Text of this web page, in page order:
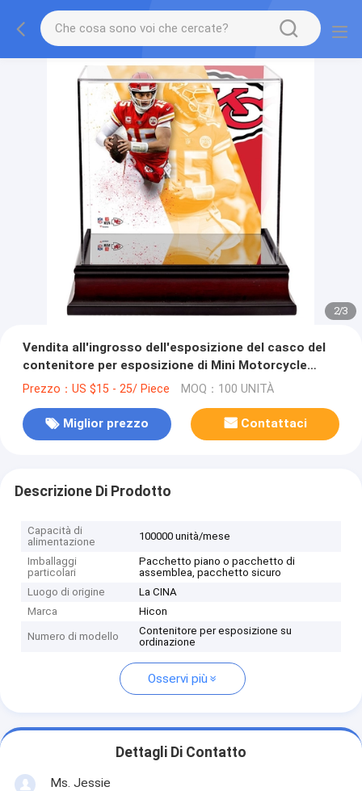
2/3
Vendita all'ingrosso dell'esposizione del casco del
contenitore per esposizione di Mini Motorcycle
Helmet Clear Acrylic
Prezzo：US $15 - 25/ Piece MOQ：100 UNITÀ
Miglior prezzo Contattaci
Descrizione Di Prodotto
Capacità di
alimentazione
100000 unità/mese
Imballaggi
particolari
Pacchetto piano o pacchetto di
assemblea, pacchetto sicuro
Luogo di origine
La CINA
Marca
Hicon
Numero di modello
Contenitore per esposizione su
ordinazione
Osservi più
Dettagli Di Contatto
Ms. Jessie